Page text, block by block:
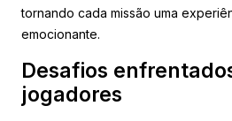
tornando cada missão uma
emocionante.
Desafios
jogadores